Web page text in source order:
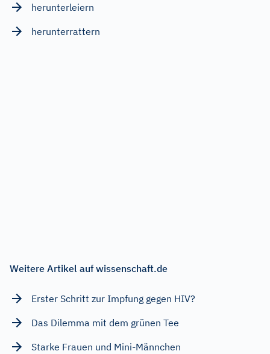
herunterleiern
herunterrattern
Weitere Artikel auf wissenschaft.de
Erster Schritt zur Impfung gegen HIV?
Das Dilemma mit dem grünen Tee
Starke Frauen und Mini-Männchen